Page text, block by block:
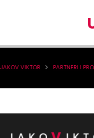
JAKOV VIKTOR PARTNERI I